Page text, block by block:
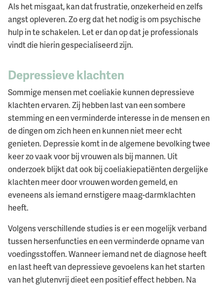
Als het misgaat, kan dat frustratie, onzekerheid en zelfs
angst opleveren. Zo erg dat het nodig is om psychische
hulp in te schakelen. Let er dan op dat je professionals
vindt die hierin gespecialiseerd zijn.
Depressieve klachten
Sommige mensen met coeliakie kunnen depressieve
klachten ervaren. Zij hebben last van een sombere
stemming en een verminderde interesse in de mensen en
de dingen om zich heen en kunnen niet meer echt
genieten. Depressie komt in de algemene bevolking twee
keer zo vaak voor bij vrouwen als bij mannen. Uit
onderzoek blijkt dat ook bij coeliakiepatiënten dergelijke
klachten meer door vrouwen worden gemeld, en
eveneens als iemand ernstigere maag-darmklachten
heeft.
Volgens verschillende studies is er een mogelijk verband
tussen hersenfuncties en een verminderde opname van
voedingsstoffen. Wanneer iemand net de diagnose heeft
en last heeft van depressieve gevoelens kan het starten
van het glutenvrij dieet een positief effect hebben. Na